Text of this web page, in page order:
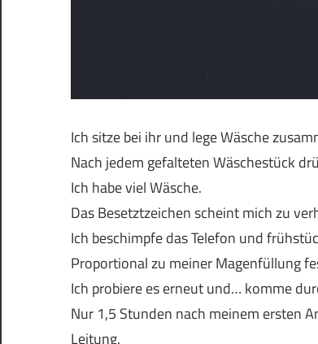
Ich sitze bei ihr und lege Wäsche
Nach jedem gefalteten Wäschestück
Ich habe viel Wäsche.
Das Besetztzeichen scheint mich zu
Ich beschimpfe das Telefon und
Proportional zu meiner Magenfüllung
Ich probiere es erneut und… komme
Nur 1,5 Stunden nach meinem ersten
Leitung.